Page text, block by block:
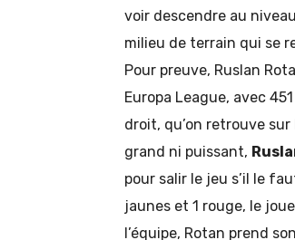
voir descendre au
milieu de terrain qui se
Pour preuve, Ruslan
Europa League, avec
droit, qu’on retrouve
grand ni puissant,
pour salir le jeu s’il le
jaunes et 1 rouge, le
l’équipe, Rotan prend